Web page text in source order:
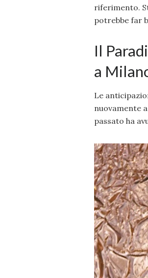
riferimento.
potrebbe far
Il
a
Le
nuovamente
passato ha